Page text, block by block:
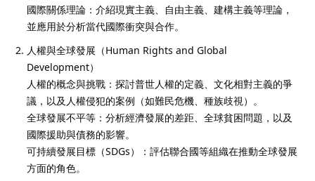
國際關係理論：介紹現實主義、自由主義、建構主義等理論，
並應用於分析當代國際衝突與合作。
人權與全球發展（Human Rights and Global
Development）
人權的概念與挑戰：探討普世人權的定義、文化相對主義的爭
議，以及人權侵犯的案例（如難民危機、種族歧視）。
全球發展不平等：分析經濟發展的差距、全球貧困問題，以及
國際援助與債務的影響。
可持續發展目標（SDGs）：評估聯合國等組織在推動全球發展
方面的角色。